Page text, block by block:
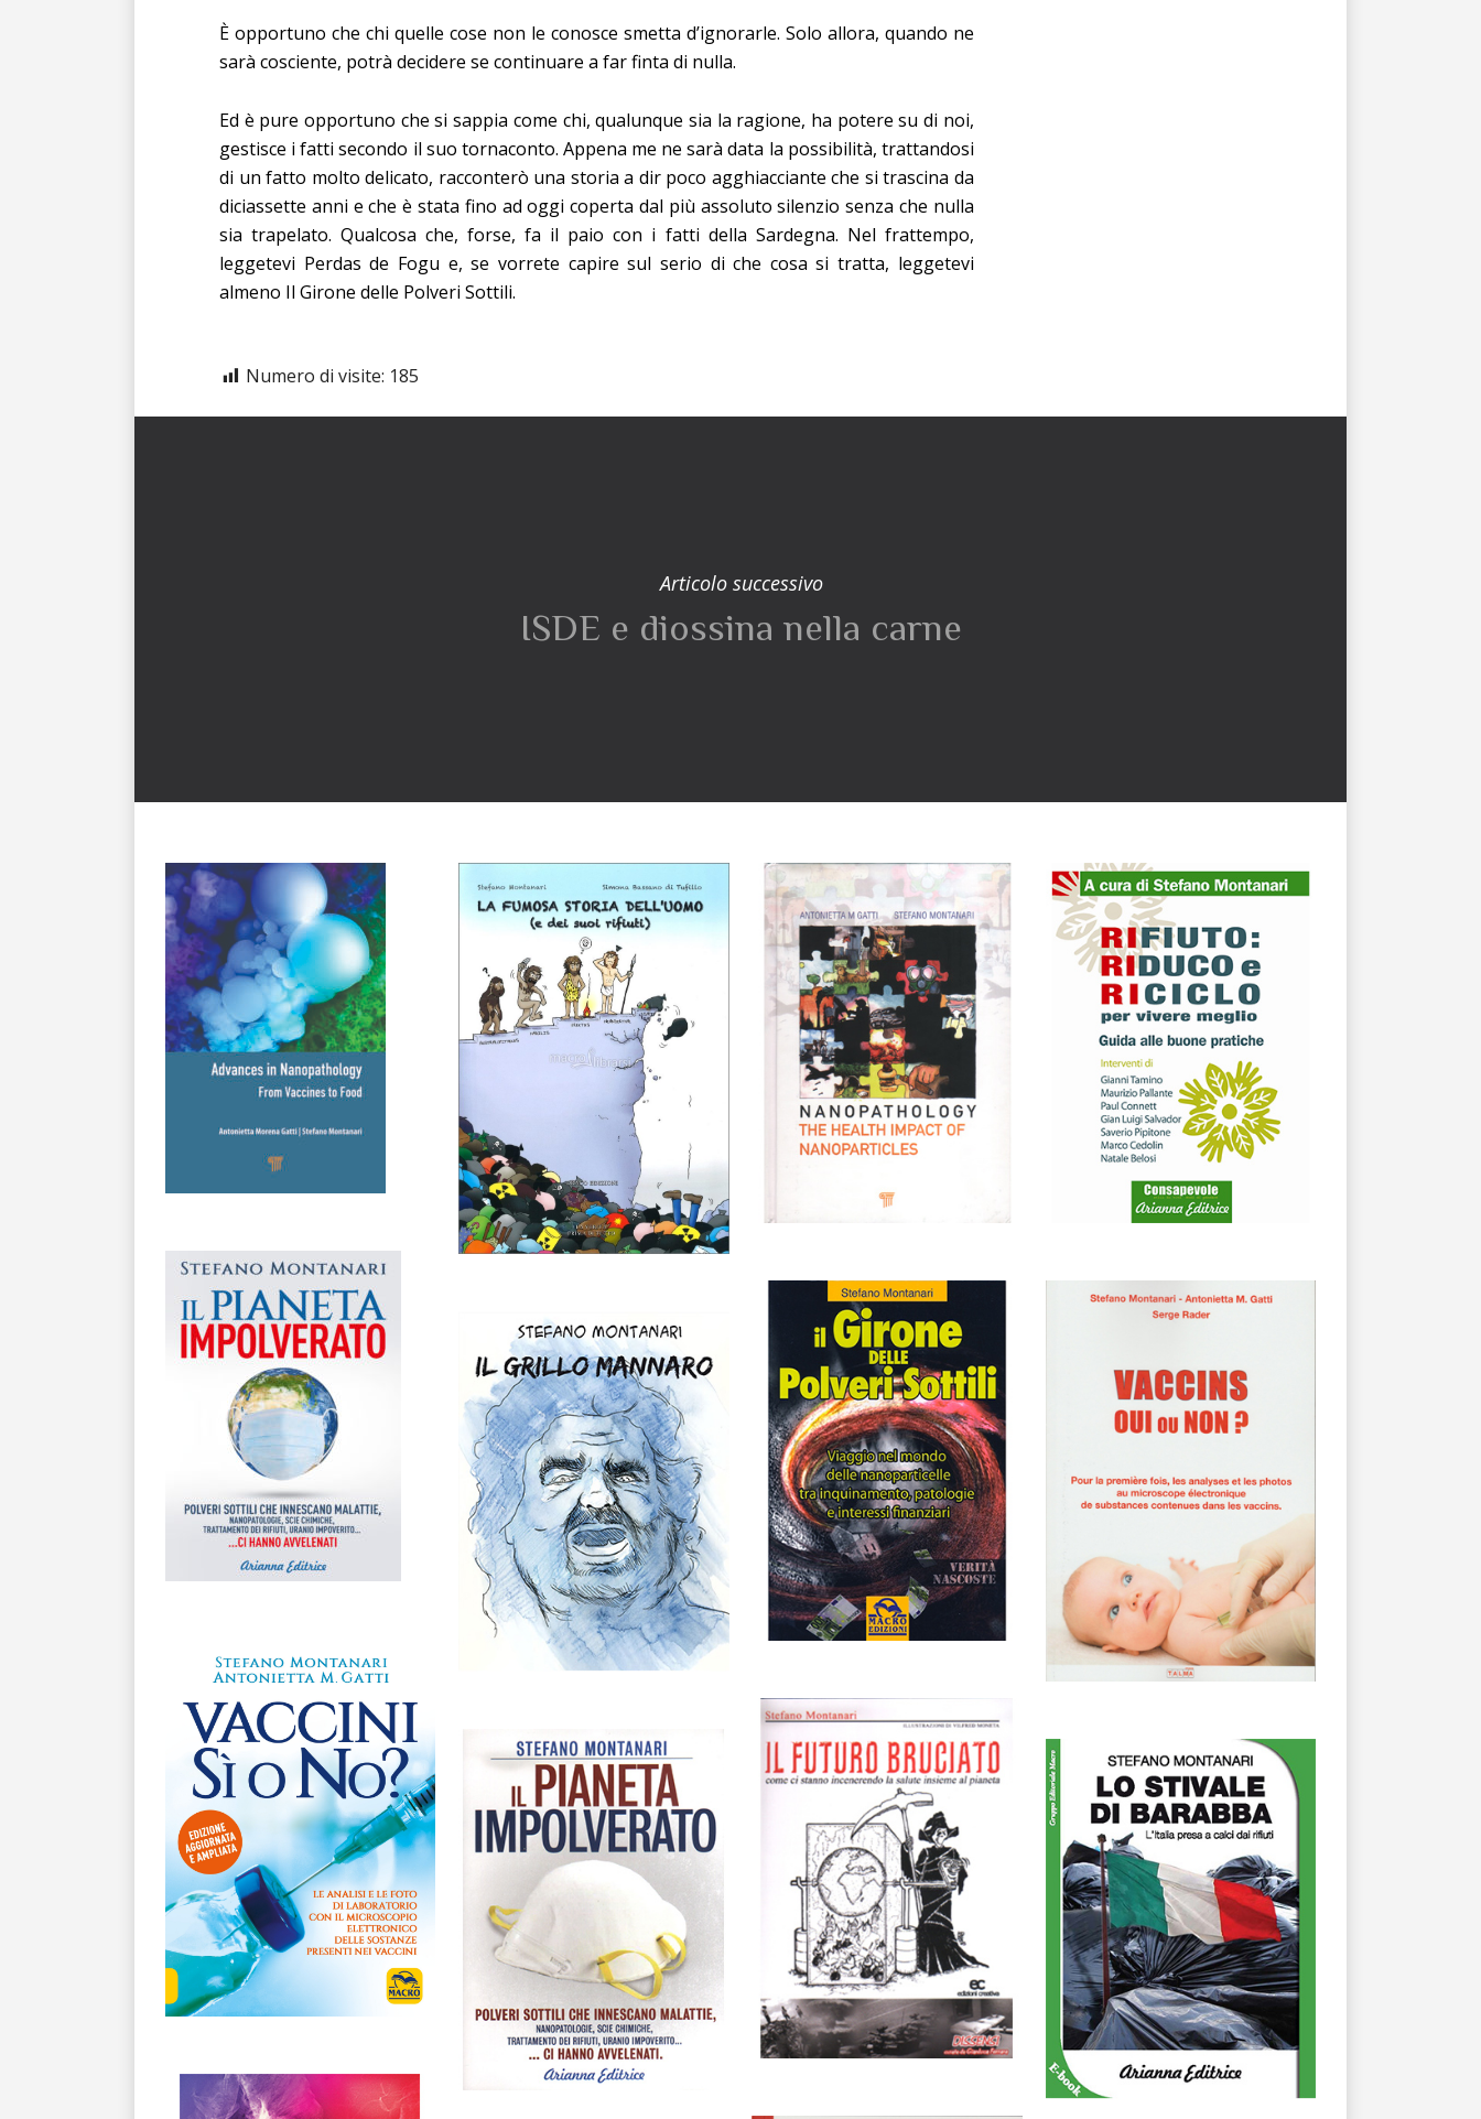
È opportuno che chi quelle cose non le conosce smetta d’ignorarle. Solo allora, quando ne
sarà cosciente, potrà decidere se continuare a far finta di nulla.
Ed è pure opportuno che si sappia come chi, qualunque sia la ragione, ha potere su di noi,
gestisce i fatti secondo il suo tornaconto. Appena me ne sarà data la possibilità, trattandosi
di un fatto molto delicato, racconterò una storia a dir poco agghiacciante che si trascina da
diciassette anni e che è stata fino ad oggi coperta dal più assoluto silenzio senza che nulla
sia trapelato. Qualcosa che, forse, fa il paio con i fatti della Sardegna. Nel frattempo,
leggetevi Perdas de Fogu e, se vorrete capire sul serio di che cosa si tratta, leggetevi
almeno Il Girone delle Polveri Sottili.
Numero di visite: 185
Articolo successivo
ISDE e diossina nella carne